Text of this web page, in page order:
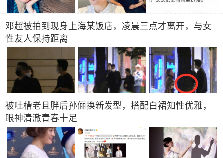
邓超被拍到现身上海某饭店，凌晨三点才离开，与女
性友人保持距离
被吐槽老且胖后孙俪换新发型，搭配白裙知性优雅，
眼神清澈青春十足